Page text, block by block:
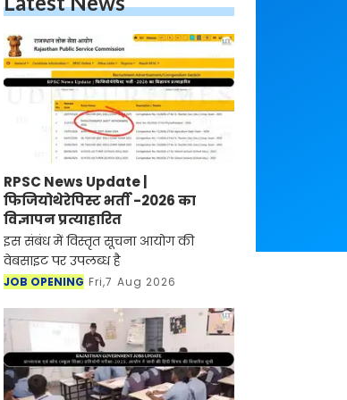
RPSC News Update |
फिजियोथेरेपिस्ट भर्ती -2026 का
विज्ञापन प्रत्याहारित
इस संबंध में विस्तृत सूचना आयोग की
वेबसाइट पर उपलब्ध है
JOB OPENING Fri,7 Aug 2026